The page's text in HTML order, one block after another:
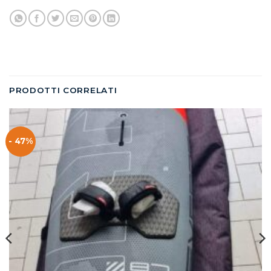
PRODOTTI CORRELATI
- 47%